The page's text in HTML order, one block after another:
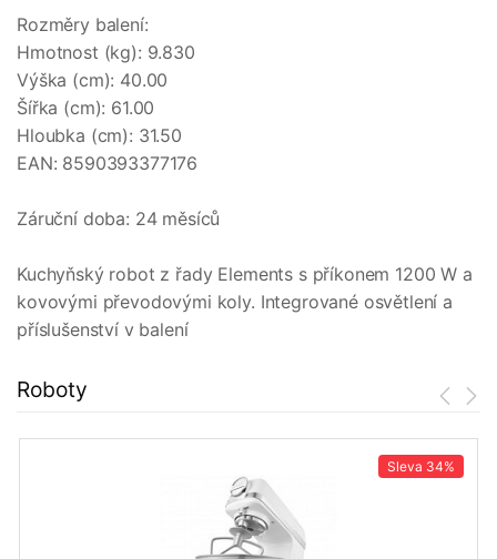
Rozměry balení:
Hmotnost (kg): 9.830
Výška (cm): 40.00
Šířka (cm): 61.00
Hloubka (cm): 31.50
EAN: 8590393377176
Záruční doba: 24 měsíců
Kuchyňský robot z řady Elements s příkonem 1200 W a
kovovými převodovými koly. Integrované osvětlení a
příslušenství v balení
Roboty
Sleva 34%